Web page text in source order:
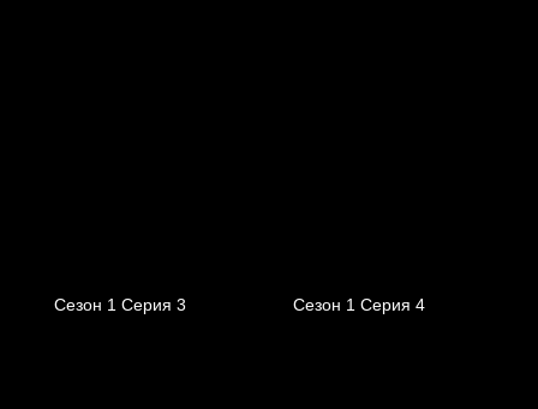
Сезон 1 Серия 3 Сезон 1 Серия 4